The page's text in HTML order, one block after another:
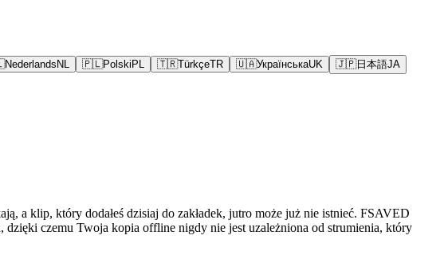
Nederlands NL 🇵🇱Polski PL 🇹🇷TürkçeTR 🇺🇦УкраїнськаUK 🇯🇵日本語JA
a klip, który dodałeś dzisiaj do zakładek, jutro może już nie istnieć. FSAVED
dzięki czemu Twoja kopia offline nigdy nie jest uzależniona od strumienia, który